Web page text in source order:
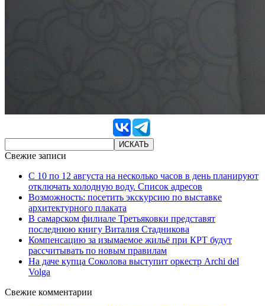
Свежие записи
С 10 по 12 августа на несколько часов в день планируют
отключать холодную воду. Список адресов
Возможность: посетить экскурсию по выставке
архитектурного плаката
В самарском филиале Третьяковки представят
последнюю книгу Виталия Стадникова
Компенсацию за изымаемое жильё при КРТ будут
рассчитывать по новым правилам
На даче купца Соколова выступит оркестр Archi del
Volga
Свежие комментарии